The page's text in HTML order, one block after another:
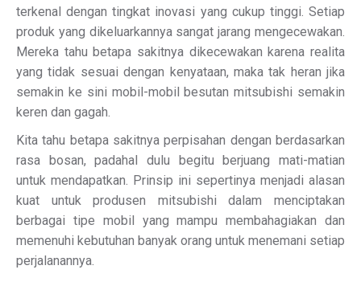
terkenal dengan tingkat inovasi yang cukup tinggi. Setiap
produk yang dikeluarkannya sangat jarang mengecewakan.
Mereka tahu betapa sakitnya dikecewakan karena realita
yang tidak sesuai dengan kenyataan, maka tak heran jika
semakin ke sini mobil-mobil besutan mitsubishi semakin
keren dan gagah.
Kita tahu betapa sakitnya perpisahan dengan berdasarkan
rasa bosan, padahal dulu begitu berjuang mati-matian
untuk mendapatkan. Prinsip ini sepertinya menjadi alasan
kuat untuk produsen mitsubishi dalam menciptakan
berbagai tipe mobil yang mampu membahagiakan dan
memenuhi kebutuhan banyak orang untuk menemani setiap
perjalanannya.